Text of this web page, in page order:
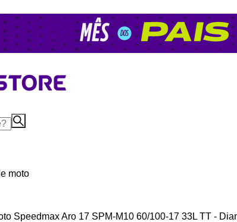
moto
Speedmax Aro 17 SPM-M10 60/100-17 33L TT -